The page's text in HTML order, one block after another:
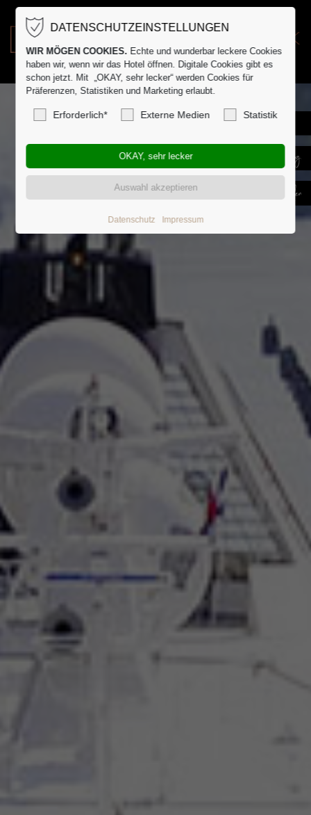
DATENSCHUTZEINSTELLUNGEN
WIR MÖGEN COOKIES. Echte und wunderbar leckere Cookies
haben wir, wenn wir das Hotel öffnen. Digitale Cookies gibt es
schon jetzt. Mit „OKAY, sehr lecker“ werden Cookies für
Präferenzen, Statistiken und Marketing erlaubt.
Erforderlich* Externe Medien Statistik
Datenschutz Impressum
DK